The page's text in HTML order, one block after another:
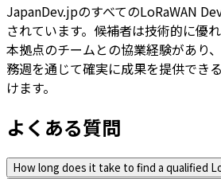
JapanDev.jpのすべてのLoRaWAN
されています。候補者は技術的に優
本拠点のチームとの協業経験があり
務週を通じて確実に成果を提供でき
けます。
よくある質問
How long does it take to find a qualified